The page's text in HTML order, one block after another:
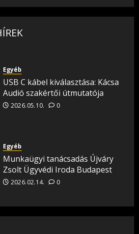
Egyéb
USB C kábel kiválasztása: Kácsa
Audió szakértői útmutatója
2026.05.10. 0
Egyéb
Munkaügyi tanácsadás Újváry
Zsolt Ügyvédi Iroda Budapest
2026.02.14. 0